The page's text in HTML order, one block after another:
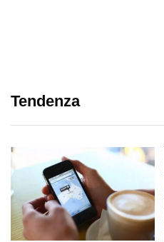
Tendenza